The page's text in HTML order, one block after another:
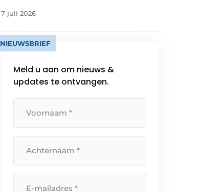
7 juli 2026
NIEUWSBRIEF
Meld u aan om nieuws &
updates te ontvangen.